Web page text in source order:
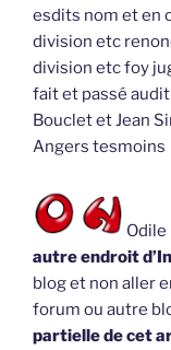
esdits nom et en
division etc
division etc foy
fait et passé
Bouclet et Jean
Angers tesmoins
Odile
autre endroit
blog et non aller
forum ou autre
partielle de cet